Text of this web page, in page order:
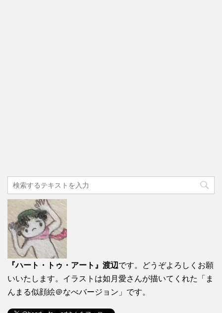
『ハート・トゥ・アート』渡辺です。どうぞよろしくお願
いいたします。イラストは如月愛さんが描いてくれた「ま
んまる似顔絵＠なべバージョン」です。